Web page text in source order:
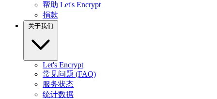
帮助 Let's Encrypt
捐款
关于我们
Let's Encrypt
常见问题 (FAQ)
服务状态
统计数据